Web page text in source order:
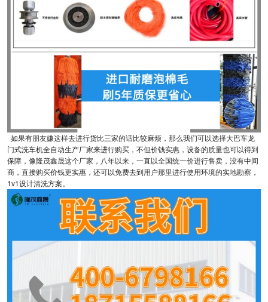
如果有朋友嫌这样去进行货比三家的话比较麻烦，那么我们可以选择大巴车龙
门式洗车机全自动生产厂家来进行购买，不但价钱实惠，设备的质量也可以得到
保障，像隆茂鑫晟这个厂家，八年以来，一直以全国统一价进行售卖，没有中间
商，直接购买价钱更实惠，还可以免费去到用户那里进行使用环境的实地勘察，
1v1设计清洗方案。